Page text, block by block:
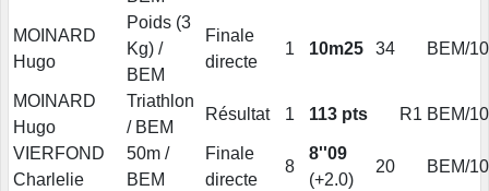
MOINARD
Hugo
Poids (3
Kg) /
BEM
Finale
directe
1 10m25 34 BEM/10
MOINARD
Hugo
Triathlon
/ BEM
Résultat 1 113 pts R1 BEM/10
VIERFOND
Charlelie
50m /
BEM
Finale
directe
8
8''09
(+2.0)
20 BEM/10